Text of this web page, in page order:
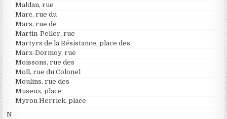
Maldan, rue
Marc, rue du
Mars, rue de
Martin-Peller, rue
Martyrs de la Résistance, place des
Marx-Dormoy, rue
Moissons, rue des
Moll, rue du Colonel
Moulins, rue des
Museux, place
Myron Herrick, place
N